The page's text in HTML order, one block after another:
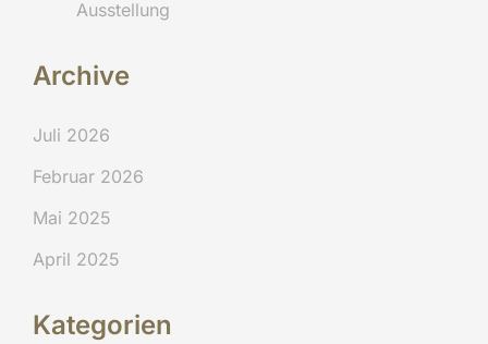
Ausstellung
Archive
Juli 2026
Februar 2026
Mai 2025
April 2025
Kategorien